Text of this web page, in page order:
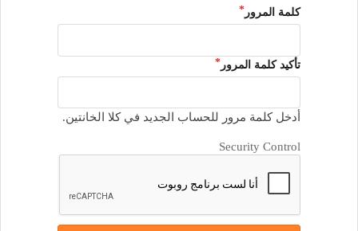
كلمة المرور
تأكيد كلمة المرور
أدخل كلمة مرور للحساب الجديد في كلا الخانتين.
Security Control